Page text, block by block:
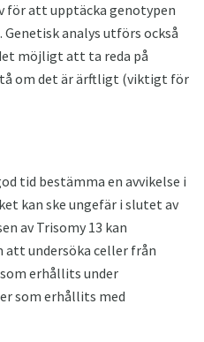
för att upptäcka genotypen
analys utförs också
möjligt att ta reda på
om det är ärftligt (viktigt för
tid bestämma en avvikelse i
kan ske ungefär i slutet av
av Trisomy 13 kan
undersöka celler från
erhållits under
som erhållits med